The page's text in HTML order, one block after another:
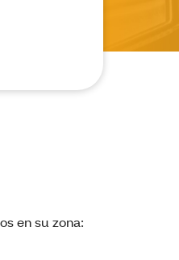
en su zona: